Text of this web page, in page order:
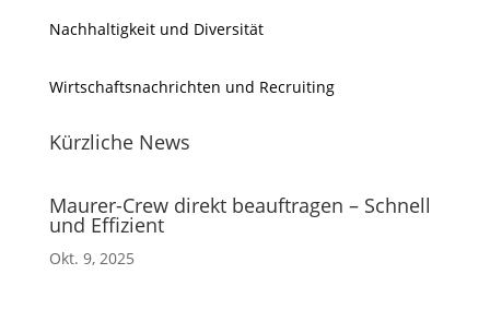
Nachhaltigkeit und Diversität
Wirtschaftsnachrichten und Recruiting
Kürzliche News
Maurer-Crew direkt beauftragen – Schnell
und Effizient
Okt. 9, 2025